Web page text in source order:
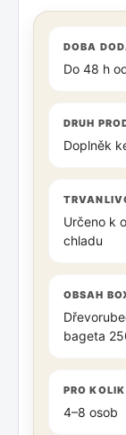
DOBA
Do 48 h
DRUH
Doplněk
Určeno k
chladu
OBSAH
bageta
PRO
4–8 osob